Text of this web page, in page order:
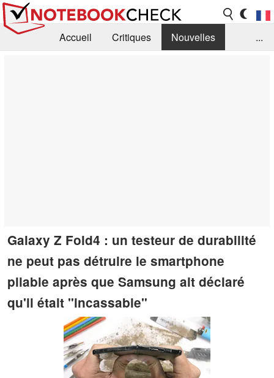
Accueil Critiques
Nouvelles
...
Galaxy Z Fold4 : un testeur de durabilité
ne peut pas détruire le smartphone
pliable après que Samsung ait déclaré
qu'il était "incassable"